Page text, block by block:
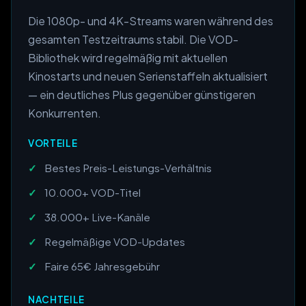
Die 1080p- und 4K-Streams waren während des
gesamten Testzeitraums stabil. Die VOD-
Bibliothek wird regelmäßig mit aktuellen
Kinostarts und neuen Serienstaffeln aktualisiert
— ein deutliches Plus gegenüber günstigeren
Konkurrenten.
VORTEILE
Bestes Preis-Leistungs-Verhältnis
10.000+ VOD-Titel
38.000+ Live-Kanäle
Regelmäßige VOD-Updates
Faire 65€ Jahresgebühr
NACHTEILE